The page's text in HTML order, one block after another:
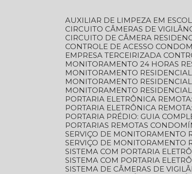
AUXILIAR DE LIMPEZA EM
CIRCUITO CÂMERAS DE
CIRCUITO DE CÂMERA
CONTROLE DE ACESSO
EMPRESA TERCEIRIZADA
MONITORAMENTO 24 HORAS
MONITORAMENTO
MONITORAMENTO
MONITORAMENTO
PORTARIA ELETRÔNICA
PORTARIA ELETRÔNICA
PORTARIA PRÉDIO: GUIA
PORTARIAS REMOTAS
SERVIÇO DE
SERVIÇO DE
SISTEMA COM PORTARIA
SISTEMA COM PORTARIA
SISTEMA DE CÂMERAS DE